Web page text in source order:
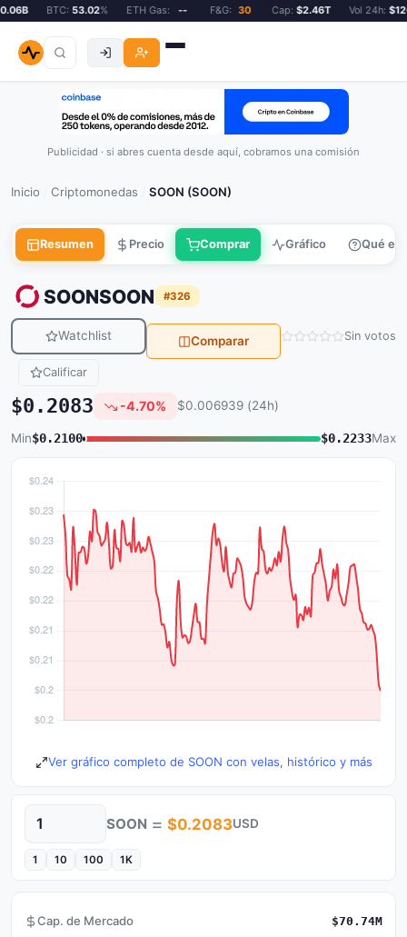
BTC:53.02% ETH Gas: -- F&G: 30 Cap:$2.46T Vol 24h:
Publicidad · si abres cuenta desde aquí, cobramos una comisión
Inicio Criptomonedas SOON (SOON)
Resumen Precio Comprar Gráfico Qué es
SOONSOON #326
Watchlist Comparar Sin votos
Calificar
$0.2083 -4.70% $0.006939 (24h)
Min$0.2100 $0.2233Max
Ver gráfico completo de SOON con velas, histórico y más
Cantidad SOON = $0.2083USD
1 10 100 1K
Cap. de Mercado $70.74M